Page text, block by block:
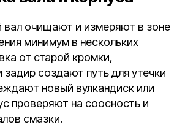
вал очищают и измеряют в зоне
минимум в нескольких
от старой кромки,
задир создают путь для утечки
новый вулкандиск или
проверяют на соосность и
смазки.